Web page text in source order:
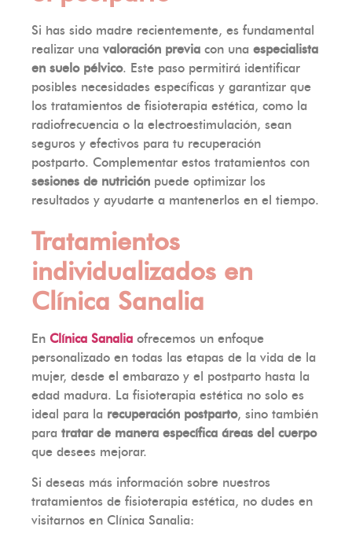
Si has sido madre recientemente, es fundamental
realizar una valoración previa con una especialista
en suelo pélvico. Este paso permitirá identificar
posibles necesidades específicas y garantizar que
los tratamientos de fisioterapia estética, como la
radiofrecuencia o la electroestimulación, sean
seguros y efectivos para tu recuperación
postparto. Complementar estos tratamientos con
sesiones de nutrición puede optimizar los
resultados y ayudarte a mantenerlos en el tiempo.
Tratamientos
individualizados en
Clínica Sanalia
En Clínica Sanalia ofrecemos un enfoque
personalizado en todas las etapas de la vida de la
mujer, desde el embarazo y el postparto hasta la
edad madura. La fisioterapia estética no solo es
ideal para la recuperación postparto, sino también
para tratar de manera específica áreas del cuerpo
que desees mejorar.
Si deseas más información sobre nuestros
tratamientos de fisioterapia estética, no dudes en
visitarnos en Clínica Sanalia: